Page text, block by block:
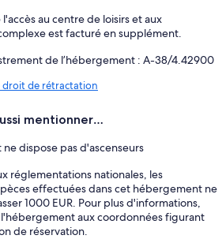
au centre de loisirs et aux
est facturé en supplément.
de l’hébergement : A-38/4.42900
droit de rétractation
mentionner…
dispose pas d'ascenseurs
réglementations nationales, les
effectuées dans cet hébergement ne
1000 EUR. Pour plus d'informations,
aux coordonnées figurant
de réservation.